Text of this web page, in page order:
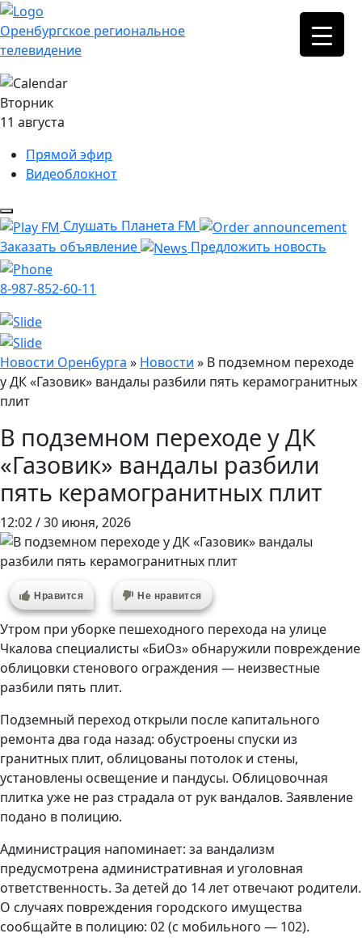
Оренбургское региональное
телевидение
Вторник
11 августа
Прямой эфир
Видеоблокнот
Слушать Планета FM
Заказать объявление
Предложить новость
8-987-852-60-11
Новости Оренбурга » Новости » В подземном переходе
у ДК «Газовик» вандалы разбили пять керамогранитных
плит
В подземном переходе у ДК
«Газовик» вандалы разбили
пять керамогранитных плит
12:02 / 30 июня, 2026
Нравится Не нравится
Утром при уборке пешеходного перехода на улице
Чкалова специалисты «БиОз» обнаружили повреждение
облицовки стенового ограждения — неизвестные
разбили пять плит.
Подземный переход открыли после капитального
ремонта два года назад: обустроены спуски из
гранитных плит, облицованы потолок и стены,
установлены освещение и пандусы. Облицовочная
плитка уже не раз страдала от рук вандалов. Заявление
подано в полицию.
Администрация напоминает: за вандализм
предусмотрена административная и уголовная
ответственность. За детей до 14 лет отвечают родители.
О случаях повреждения городского имущества
сообщайте в полицию: 02 (с мобильного — 102).